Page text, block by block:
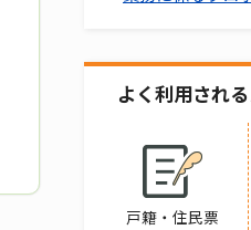
よく利用され
戸籍・住民票